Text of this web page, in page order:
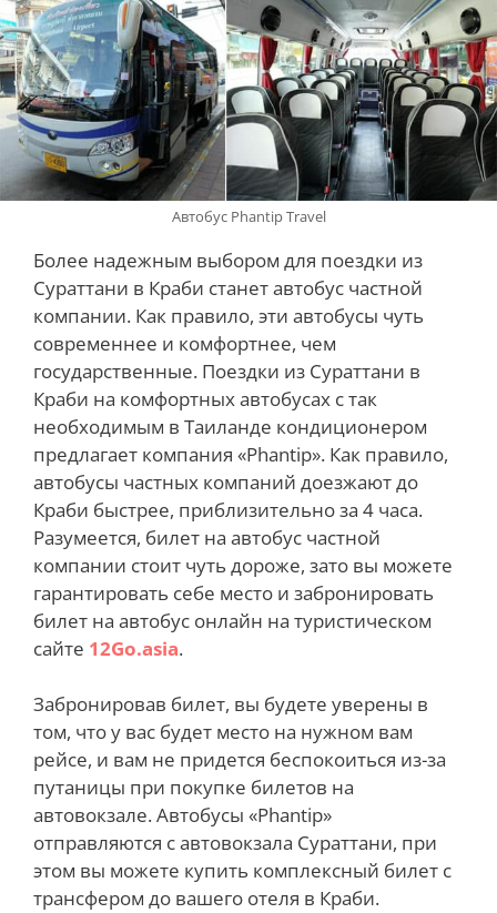
Автобус Phantip Travel
Более надежным выбором для поездки из
Сураттани в Краби станет автобус частной
компании. Как правило, эти автобусы чуть
современнее и комфортнее, чем
государственные. Поездки из Сураттани в
Краби на комфортных автобусах с так
необходимым в Таиланде кондиционером
предлагает компания «Phantip». Как правило,
автобусы частных компаний доезжают до
Краби быстрее, приблизительно за 4 часа.
Разумеется, билет на автобус частной
компании стоит чуть дороже, зато вы можете
гарантировать себе место и забронировать
билет на автобус онлайн на туристическом
сайте 12Go.asia.
Забронировав билет, вы будете уверены в
том, что у вас будет место на нужном вам
рейсе, и вам не придется беспокоиться из-за
путаницы при покупке билетов на
автовокзале. Автобусы «Phantip»
отправляются с автовокзала Сураттани, при
этом вы можете купить комплексный билет с
трансфером до вашего отеля в Краби.